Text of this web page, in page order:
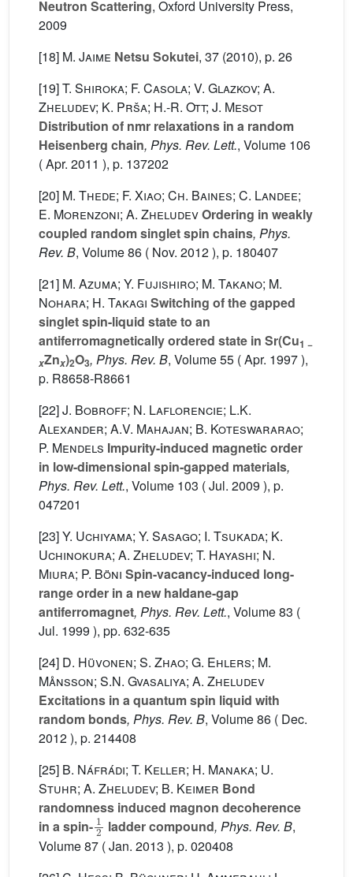
Neutron Scattering, Oxford University Press,
2009
[18] M. Jaime Netsu Sokutei, 37 (2010), p. 26
[19]T. Shiroka; F. Casola; V. Glazkov; A.
Zheludev; K. Prša; H.-R. Ott; J. Mesot
Distribution of nmr relaxations in a random
Heisenberg chain, Phys. Rev. Lett., Volume 106
( Apr. 2011 ), p. 137202
[20] M. Thede; F. Xiao; Ch. Baines; C. Landee;
E. Morenzoni; A. ZheludevOrdering in weakly
coupled random singlet spin chains, Phys.
Rev. B, Volume 86 ( Nov. 2012 ), p. 180407
[21] M. Azuma; Y. Fujishiro; M. Takano; M.
Nohara; H. Takagi Switching of the gapped
singlet spin-liquid state to an
antiferromagnetically ordered state in Sr(Cu1 −
xZnx)2O3, Phys. Rev. B, Volume 55 ( Apr. 1997 ),
p. R8658-R8661
[22]J. Bobroff; N. Laflorencie; L.K.
Alexander; A.V. Mahajan; B. Koteswararao;
P. Mendels Impurity-induced magnetic order
in low-dimensional spin-gapped materials,
Phys. Rev. Lett., Volume 103 ( Jul. 2009 ), p.
047201
[23]Y. Uchiyama; Y. Sasago; I. Tsukada; K.
Uchinokura; A. Zheludev; T. Hayashi; N.
Miura; P. Böni Spin-vacancy-induced long-
range order in a new haldane-gap
antiferromagnet, Phys. Rev. Lett., Volume 83 (
Jul. 1999 ), pp. 632-635
[24] D. Hüvonen; S. Zhao; G. Ehlers; M.
Månsson; S.N. Gvasaliya; A. Zheludev
Excitations in a quantum spin liquid with
random bonds, Phys. Rev. B, Volume 86 ( Dec.
2012 ), p. 214408
[25] B. Náfrádi; T. Keller; H. Manaka; U.
Stuhr; A. Zheludev; B. Keimer Bond
randomness induced magnon decoherence
in a spin-
12
ladder compound, Phys. Rev. B,
Volume 87 ( Jan. 2013 ), p. 020408